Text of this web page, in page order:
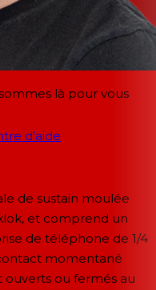
là pour vous
d'aide
de sustain moulée
et comprend un
de téléphone de 1/4
momentané
ou fermés au